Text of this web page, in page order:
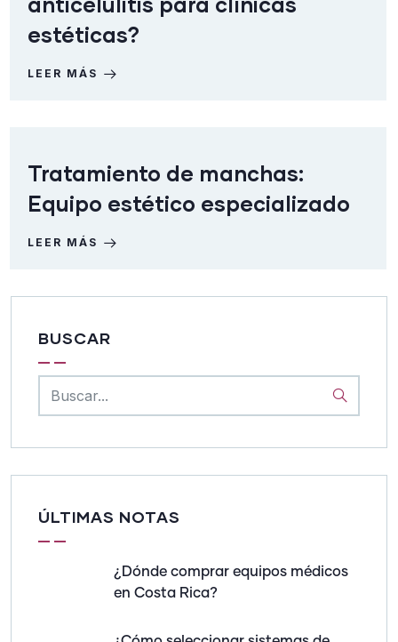
estéticas?
LEER MÁS
Tratamiento de manchas:
Equipo estético especializado
LEER MÁS
BUSCAR
ÚLTIMAS NOTAS
¿Dónde comprar equipos médicos
en Costa Rica?